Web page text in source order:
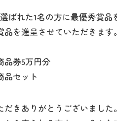
コ
ばれた1名の方に最優秀賞品
を進呈させていただきます。
品券5万円分
セット
きありがとうございました。